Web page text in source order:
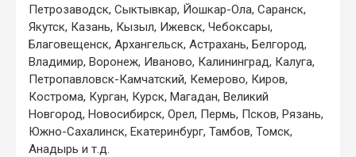
Петрозаводск, Сыктывкар, Йошкар-Ола, Саранск,
Якутск, Казань, Кызыл, Ижевск, Чебоксары,
Благовещенск, Архангельск, Астрахань, Белгород,
Владимир, Воронеж, Иваново, Калининград, Калуга,
Петропавловск-Камчатский, Кемерово, Киров,
Кострома, Курган, Курск, Магадан, Великий
Новгород, Новосибирск, Орел, Пермь, Псков, Рязань,
Южно-Сахалинск, Екатеринбург, Тамбов, Томск,
Анадырь и т.д.